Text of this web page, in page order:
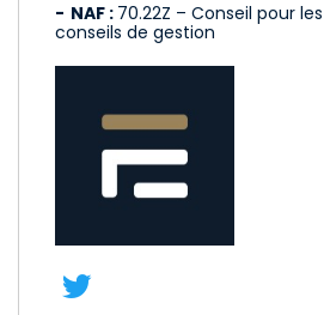
NAF : 70.22Z – Conseil pour
conseils de gestion